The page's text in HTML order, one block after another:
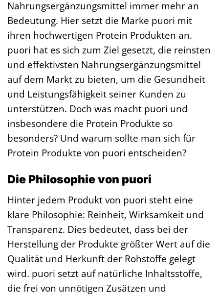
Nahrungsergänzungsmittel immer mehr an
Bedeutung. Hier setzt die Marke puori mit
ihren hochwertigen Protein Produkten an.
puori hat es sich zum Ziel gesetzt, die reinsten
und effektivsten Nahrungsergänzungsmittel
auf dem Markt zu bieten, um die Gesundheit
und Leistungsfähigkeit seiner Kunden zu
unterstützen. Doch was macht puori und
insbesondere die Protein Produkte so
besonders? Und warum sollte man sich für
Protein Produkte von puori entscheiden?
Die Philosophie von puori
Hinter jedem Produkt von puori steht eine
klare Philosophie: Reinheit, Wirksamkeit und
Transparenz. Dies bedeutet, dass bei der
Herstellung der Produkte größter Wert auf die
Qualität und Herkunft der Rohstoffe gelegt
wird. puori setzt auf natürliche Inhaltsstoffe,
die frei von unnötigen Zusätzen und